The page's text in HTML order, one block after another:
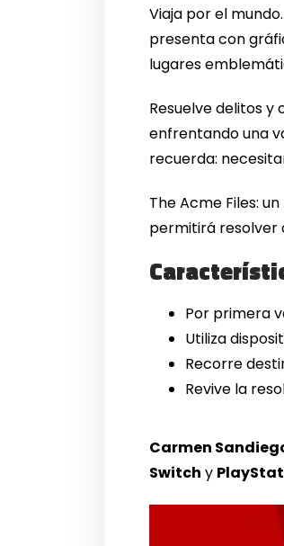
Viaja por el
presenta con
lugares
Resuelve delitos y
enfrentando una
recuerda:
The Acme Files:
permitirá resolver
Por primera
Utiliza
Recorre
Revive la
Carmen
Switch y